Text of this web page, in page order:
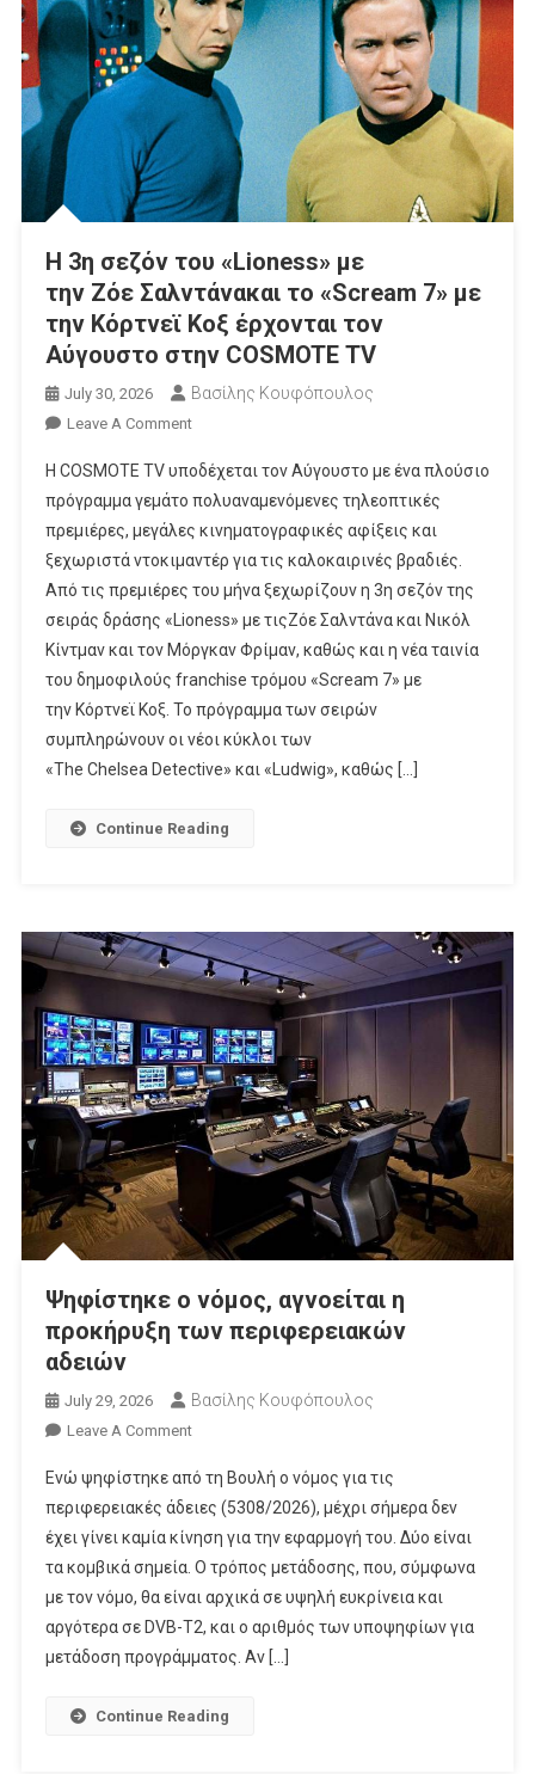
Η 3η σεζόν του «Lioness» με
την Ζόε Σαλντάνακαι το «Scream 7» με
την Κόρτνεϊ Κοξ έρχονται τον
Αύγουστο στην COSMOTE TV
July 30, 2026 Βασίλης Κουφόπουλος
Leave A CommentOn
Του
«Lioness»
Με
Την Ζόε Σαλντάνακαι
Το
«Scream 7»
Την Κόρτνεϊ Κοξ Έρχονται
Αύγουστο
Η COSMOTE TV υποδέχεται τον Αύγουστο με ένα πλούσιο
πρόγραμμα γεμάτο πολυαναμενόμενες τηλεοπτικές
πρεμιέρες, μεγάλες κινηματογραφικές αφίξεις και
ξεχωριστά ντοκιμαντέρ για τις καλοκαιρινές βραδιές.
Από τις πρεμιέρες του μήνα ξεχωρίζουν η 3η σεζόν της
σειράς δράσης «Lioness» με τιςΖόε Σαλντάνα και Νικόλ
Κίντμαν και τον Μόργκαν Φρίμαν, καθώς και η νέα ταινία
του δημοφιλούς franchise τρόμου «Scream 7» με
την Κόρτνεϊ Κοξ. Το πρόγραμμα των σειρών
συμπληρώνουν οι νέοι κύκλοι των
«The Chelsea Detective» και «Ludwig», καθώς […]
Continue Reading
Ψηφίστηκε ο νόμος, αγνοείται η
προκήρυξη των περιφερειακών
αδειών
July 29, 2026 Βασίλης Κουφόπουλος
Leave A CommentOn
Ο
Νόμος,
Αγνοείται
Η
Προκήρυξη
Των
Περιφερειακών
Eνώ ψηφίστηκε από τη Βουλή ο νόμος για τις
περιφερειακές άδειες (5308/2026), μέχρι σήμερα δεν
έχει γίνει καμία κίνηση για την εφαρμογή του. Δύο είναι
τα κομβικά σημεία. Ο τρόπος μετάδοσης, που, σύμφωνα
με τον νόμο, θα είναι αρχικά σε υψηλή ευκρίνεια και
αργότερα σε DVB-T2, και ο αριθμός των υποψηφίων για
μετάδοση προγράμματος. Αν […]
Continue Reading